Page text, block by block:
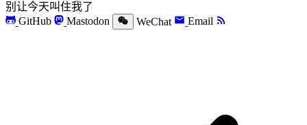
别让今天叫住我了
GitHub
Mastodon WeChat Email